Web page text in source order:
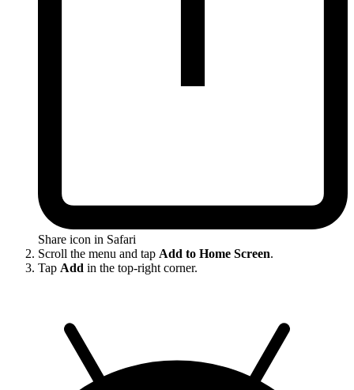
Share icon in Safari
Scroll the menu and tap Add to Home Screen.
Tap Add in the top-right corner.